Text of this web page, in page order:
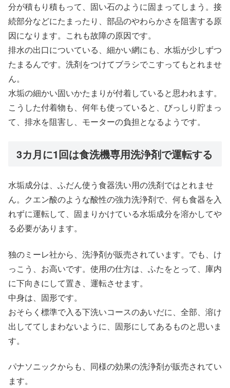
分が積もり積もって、固い石のように固まってしまう。接
続部分などにたまったり、部品のやわらかさを阻害する原
因になります。これも故障の原因です。
排水の出口についている、細かい網にも、水垢が少しずつ
たまるんです。洗剤をつけてブラシでこすってもとれませ
ん。
水垢の細かい固いかたまりが付着していると思われます。
こうした付着物も、何年も使っていると、びっしり貯まっ
て、排水を阻害し、モーターの負担となるようです。
3カ月に1回は食洗機専用洗浄剤で運転する
水垢成分は、ふだん使う食器洗い用の洗剤ではとれませ
ん。クエン酸のような酸性の強力洗浄剤で、何も食器を入
れずに運転して、固まりかけている水垢成分を溶かしてや
る必要があります。
独のミーレ社から、洗浄剤が販売されています。でも、け
っこう、お高いです。使用の仕方は、ふたをとって、庫内
に下向きにして置き、運転させます。
中身は、固形です。
おそらく標準で入る下洗いコースのあいだに、全部、溶け
出しててしまわないように、固形にしてあるものと思いま
す。
パナソニックからも、同様の効果の洗浄剤が販売されてい
ます。